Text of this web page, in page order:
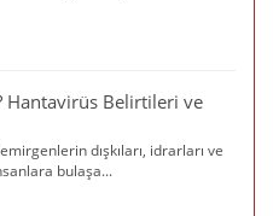
Hantavirüs Belirtileri ve
dışkıları, idrarları ve
bulaşa...